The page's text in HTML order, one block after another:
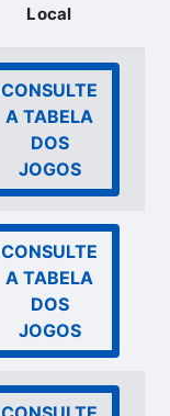
Local
CONSULTE
A TABELA
DOS
JOGOS
CONSULTE
A TABELA
DOS
JOGOS